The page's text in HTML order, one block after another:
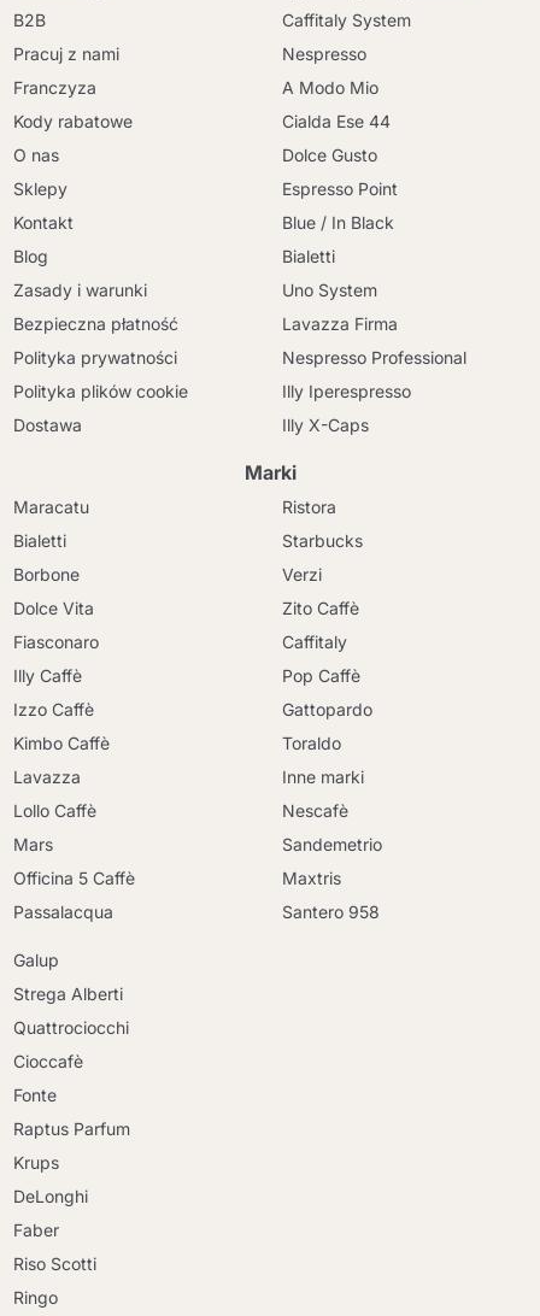
B2B
Pracuj z nami
Franczyza
Kody rabatowe
O nas
Sklepy
Kontakt
Blog
Zasady i warunki
Bezpieczna płatność
Polityka prywatności
Polityka plików cookie
Dostawa
Caffitaly System
Nespresso
A Modo Mio
Cialda Ese 44
Dolce Gusto
Espresso Point
Blue / In Black
Bialetti
Uno System
Lavazza Firma
Nespresso Professional
Illy Iperespresso
Illy X-Caps
Marki
Maracatu
Bialetti
Borbone
Dolce Vita
Fiasconaro
Illy Caffè
Izzo Caffè
Kimbo Caffè
Lavazza
Lollo Caffè
Mars
Officina 5 Caffè
Passalacqua
Ristora
Starbucks
Verzi
Zito Caffè
Caffitaly
Pop Caffè
Gattopardo
Toraldo
Inne marki
Nescafè
Sandemetrio
Maxtris
Santero 958
Galup
Strega Alberti
Quattrociocchi
Cioccafè
Fonte
Raptus Parfum
Krups
DeLonghi
Faber
Riso Scotti
Ringo